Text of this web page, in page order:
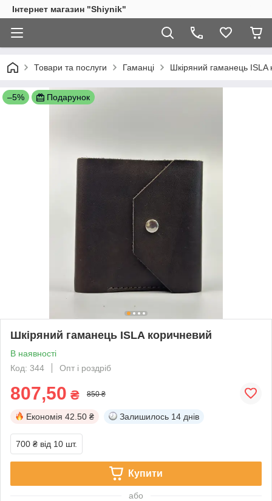
Інтернет магазин "Shiynik"
Товари та послуги Гаманці Шкіряний гаманець ISLA
–5% Подарунок
Шкіряний гаманець ISLA коричневий
В наявності
Код: 344
Опт і роздріб
807,50 ₴ 850 ₴
Економія 42.50 ₴ Залишилось 14 днів
700 ₴ від 10 шт.
Купити
або